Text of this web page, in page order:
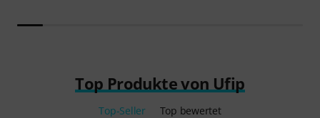
Top Produkte von Ufip
Top-Seller Top bewertet